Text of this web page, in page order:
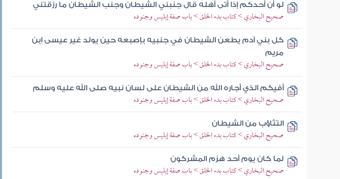
لو أن أحدكم إذا أتى أهله قال جنبني الشيطان وجنب الشيطان ما رزقتني
صحيح البخاري > كتاب بدء الخلق > باب صفة إبليس وجنوده
كل بني آدم يطعن الشيطان في جنبيه بإصبعه حين يولد غير عيسى ابن
مريم
صحيح البخاري > كتاب بدء الخلق > باب صفة إبليس وجنوده
أفيكم الذي أجاره الله من الشيطان على لسان نبيه صلى الله عليه وسلم
صحيح البخاري > كتاب بدء الخلق > باب صفة إبليس وجنوده
التثاؤب من الشيطان
صحيح البخاري > كتاب بدء الخلق > باب صفة إبليس وجنوده
لما كان يوم أحد هزم المشركون
صحيح البخاري > كتاب بدء الخلق > باب صفة إبليس وجنوده